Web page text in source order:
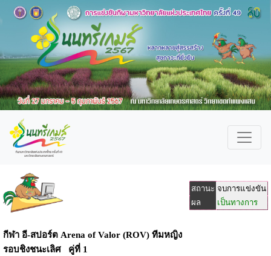
สถานะ จบการแข่งขัน
ผล
เป็นทางการ
กีฬา อี-สปอร์ต Arena of Valor (ROV) ทีมหญิง
รอบชิงชนะเลิศ คู่ที่ 1